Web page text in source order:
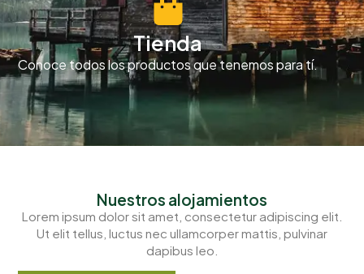
Tienda
Conoce todos los productos que tenemos para tí.
Nuestros alojamientos
Lorem ipsum dolor sit amet, consectetur adipiscing elit.
Ut elit tellus, luctus nec ullamcorper mattis, pulvinar
dapibus leo.